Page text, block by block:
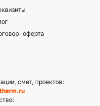
оферта
смет, проектов: